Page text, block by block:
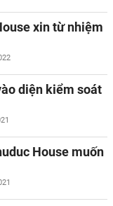
xin từ nhiệm
diện kiểm soát
House muốn